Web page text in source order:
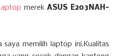
merekASUS E203NAH-
saya memilih laptop ini.Kualitas